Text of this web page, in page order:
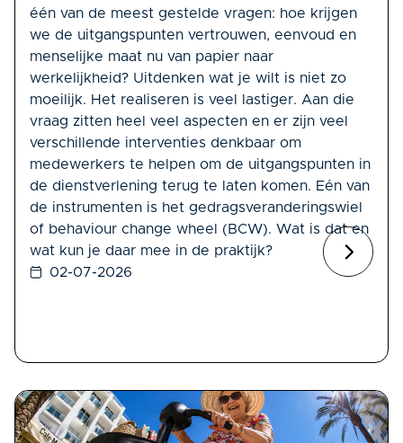
één van de meest gestelde vragen: hoe krijgen
we de uitgangspunten vertrouwen, eenvoud en
menselijke maat nu van papier naar
werkelijkheid? Uitdenken wat je wilt is niet zo
moeilijk. Het realiseren is veel lastiger. Aan die
vraag zitten heel veel aspecten en er zijn veel
verschillende interventies denkbaar om
medewerkers te helpen om de uitgangspunten in
de dienstverlening terug te laten komen. Eén van
de instrumenten is het gedragsveranderingswiel
of behaviour change wheel (BCW). Wat is dat en
wat kun je daar mee in de praktijk?
02-07-2026